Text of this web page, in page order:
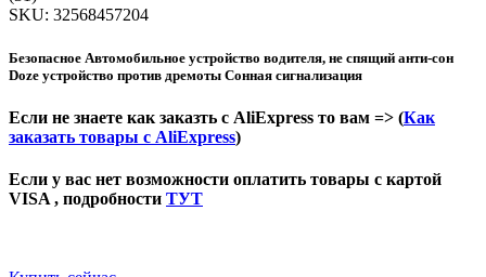
SKU: 32568457204
Безопасное Автомобильное устройство водителя, не спящий анти-сон
Doze устройство против дремоты Сонная сигнализация
Если не знаете как заказть с AliExpress то вам => (Как
заказать товары с AliExpress)
Если у вас нет возможности оплатить товары с картой
VISA , подробности ТУТ